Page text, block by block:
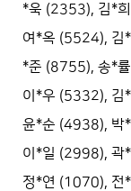
*욱 (2353), 김*
여*옥 (5524),
*준 (8755), 송*
이*우 (5332),
윤*순 (4938), 박
이*일 (2998),
정*연 (1070), 전